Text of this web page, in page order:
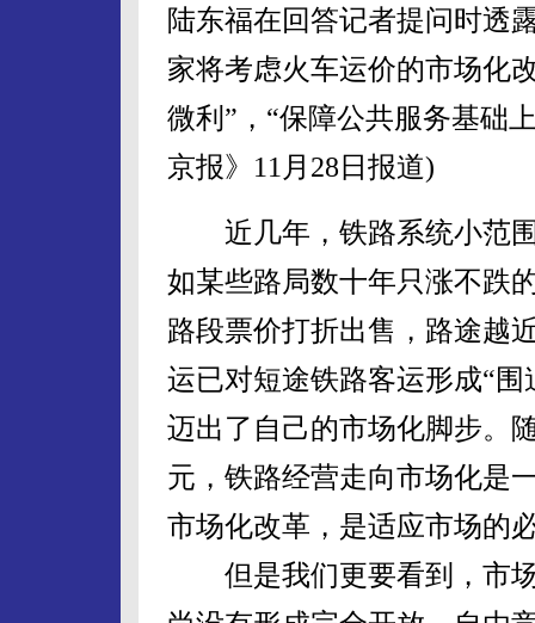
陆东福在回答记者提问时透
家将考虑火车运价的市场化
微利”，“保障公共服务基础
京报》11月28日报道)
近几年，铁路系统小范围
如某些路局数十年只涨不跌
路段票价打折出售，路途越
运已对短途铁路客运形成“
迈出了自己的市场化脚步。
元，铁路经营走向市场化是
市场化改革，是适应市场的
但是我们更要看到，市场